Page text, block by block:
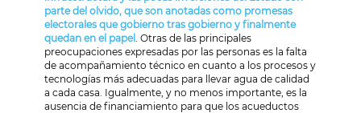
parte del olvido, que son anotadas como promesas
electorales que gobierno tras gobierno y finalmente
quedan en el papel. Otras de las principales
preocupaciones expresadas por las personas es la falta
de acompañamiento técnico en cuanto a los procesos y
tecnologías más adecuadas para llevar agua de calidad
a cada casa. Igualmente, y no menos importante, es la
ausencia de financiamiento para que los acueductos